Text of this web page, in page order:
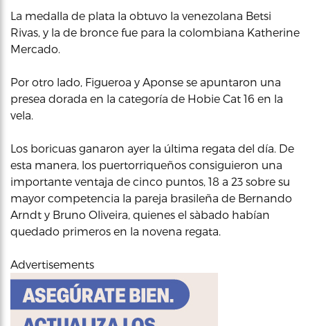
La medalla de plata la obtuvo la venezolana Betsi
Rivas, y la de bronce fue para la colombiana Katherine
Mercado.
Por otro lado, Figueroa y Aponse se apuntaron una
presea dorada en la categoría de Hobie Cat 16 en la
vela.
Los boricuas ganaron ayer la última regata del día. De
esta manera, los puertorriqueños consiguieron una
importante ventaja de cinco puntos, 18 a 23 sobre su
mayor competencia la pareja brasileña de Bernando
Arndt y Bruno Oliveira, quienes el sàbado habían
quedado primeros en la novena regata.
Advertisements